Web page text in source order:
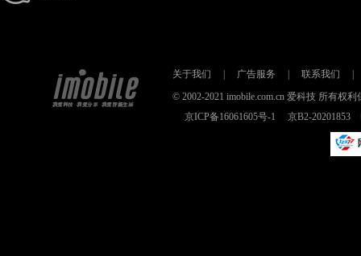
关于我们 广告服务 联系我们
© 2002-2021 imobile.com.cn 爱科技 所有权
京ICP备16061605号-1
京B2-20201853